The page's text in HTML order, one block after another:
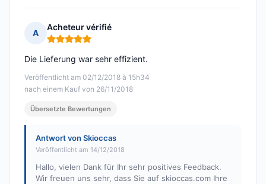
A
Acheteur vérifié
Hinweis: 5 von 5
Veröffentlicht am 02/12/2018 à 15h34
nach einem Kauf von 26/11/2018
Die Lieferung war sehr effizient.
Übersetzte Bewertungen
Antwort von Skioccas
Veröffentlicht am 14/12/2018
Hallo, vielen Dank für Ihr sehr positives Feedback.
Wir freuen uns sehr, dass Sie auf skioccas.com Ihre